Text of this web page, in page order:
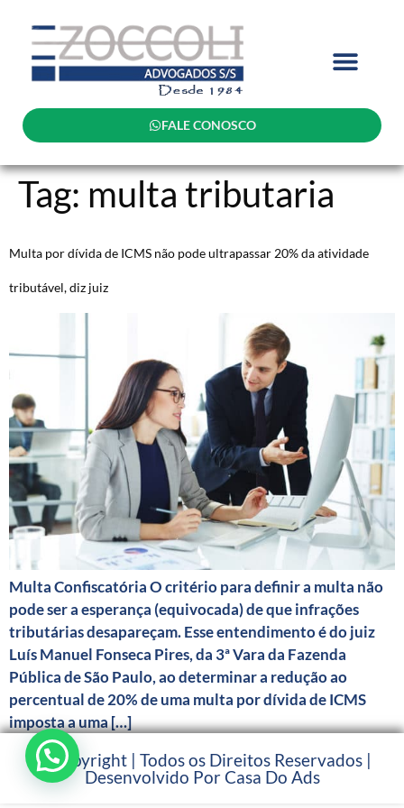
FALE CONOSCO
Tag: multa tributaria
Multa por dívida de ICMS não pode ultrapassar 20% da atividade
tributável, diz juiz
Multa Confiscatória O critério para definir a multa não
pode ser a esperança (equivocada) de que infrações
tributárias desapareçam. Esse entendimento é do juiz
Luís Manuel Fonseca Pires, da 3ª Vara da Fazenda
Pública de São Paulo, ao determinar a redução ao
percentual de 20% de uma multa por dívida de ICMS
imposta a uma […]
© Copyright | Todos os Direitos Reservados |
Desenvolvido Por Casa Do Ads